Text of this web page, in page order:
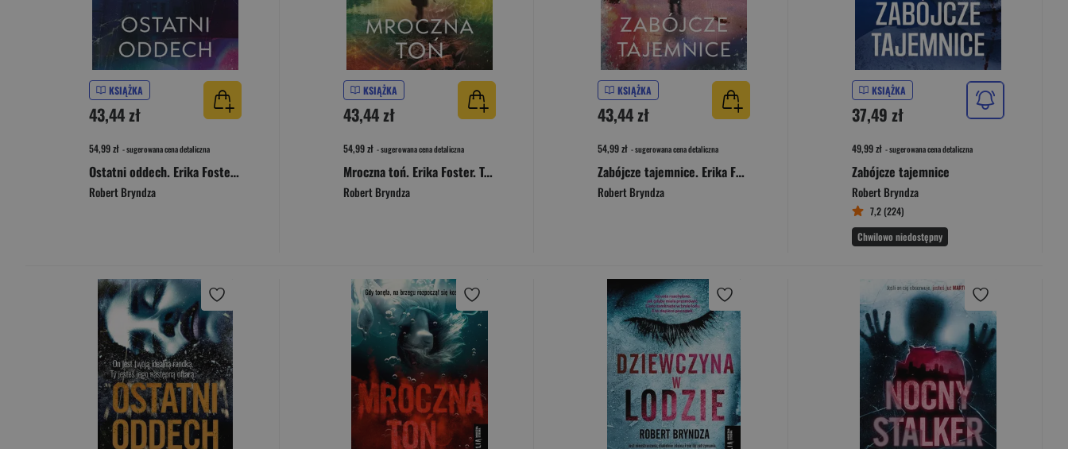
KSIĄŻKA
43,44 zł
54,99 zł - sugerowana cena detaliczna
Ostatni oddech. Erika Foster. Tom 4
Robert Bryndza
KSIĄŻKA
43,44 zł
54,99 zł - sugerowana cena detaliczna
Mroczna toń. Erika Foster. Tom 3
Robert Bryndza
KSIĄŻKA
43,44 zł
54,99 zł - sugerowana cena detaliczna
Zabójcze tajemnice. Erika Foster. Tom 6
Robert Bryndza
KSIĄŻKA
37,49 zł
49,99 zł - sugerowana cena detaliczna
Zabójcze tajemnice
Robert Bryndza
7,2 (224)
Chwilowo niedostępny